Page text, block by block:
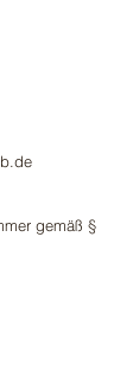
gemäß §